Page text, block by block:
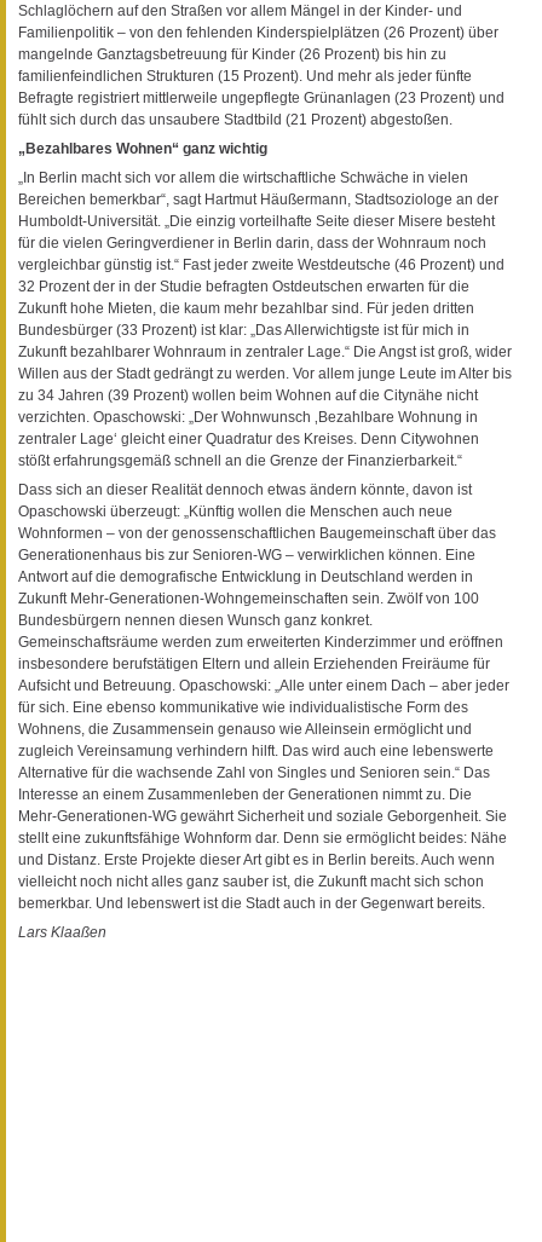
Schlaglöchern auf den Straßen vor allem Mängel in der Kinder- und
Familienpolitik – von den fehlenden Kinderspielplätzen (26 Prozent) über
mangelnde Ganztagsbetreuung für Kinder (26 Prozent) bis hin zu
familienfeindlichen Strukturen (15 Prozent). Und mehr als jeder fünfte
Befragte registriert mittlerweile ungepflegte Grünanlagen (23 Prozent) und
fühlt sich durch das unsaubere Stadtbild (21 Prozent) abgestoßen.
„Bezahlbares Wohnen“ ganz wichtig
„In Berlin macht sich vor allem die wirtschaftliche Schwäche in vielen
Bereichen bemerkbar“, sagt Hartmut Häußermann, Stadtsoziologe an der
Humboldt-Universität. „Die einzig vorteilhafte Seite dieser Misere besteht
für die vielen Geringverdiener in Berlin darin, dass der Wohnraum noch
vergleichbar günstig ist.“ Fast jeder zweite Westdeutsche (46 Prozent) und
32 Prozent der in der Studie befragten Ostdeutschen erwarten für die
Zukunft hohe Mieten, die kaum mehr bezahlbar sind. Für jeden dritten
Bundesbürger (33 Prozent) ist klar: „Das Allerwichtigste ist für mich in
Zukunft bezahlbarer Wohnraum in zentraler Lage.“ Die Angst ist groß, wider
Willen aus der Stadt gedrängt zu werden. Vor allem junge Leute im Alter bis
zu 34 Jahren (39 Prozent) wollen beim Wohnen auf die Citynähe nicht
verzichten. Opaschowski: „Der Wohnwunsch ‚Bezahlbare Wohnung in
zentraler Lage‘ gleicht einer Quadratur des Kreises. Denn Citywohnen
stößt erfahrungsgemäß schnell an die Grenze der Finanzierbarkeit.“
Dass sich an dieser Realität dennoch etwas ändern könnte, davon ist
Opaschowski überzeugt: „Künftig wollen die Menschen auch neue
Wohnformen – von der genossenschaftlichen Baugemeinschaft über das
Generationenhaus bis zur Senioren-WG – verwirklichen können. Eine
Antwort auf die demografische Entwicklung in Deutschland werden in
Zukunft Mehr-Generationen-Wohngemeinschaften sein. Zwölf von 100
Bundesbürgern nennen diesen Wunsch ganz konkret.
Gemeinschaftsräume werden zum erweiterten Kinderzimmer und eröffnen
insbesondere berufstätigen Eltern und allein Erziehenden Freiräume für
Aufsicht und Betreuung. Opaschowski: „Alle unter einem Dach – aber jeder
für sich. Eine ebenso kommunikative wie individualistische Form des
Wohnens, die Zusammensein genauso wie Alleinsein ermöglicht und
zugleich Vereinsamung verhindern hilft. Das wird auch eine lebenswerte
Alternative für die wachsende Zahl von Singles und Senioren sein.“ Das
Interesse an einem Zusammenleben der Generationen nimmt zu. Die
Mehr-Generationen-WG gewährt Sicherheit und soziale Geborgenheit. Sie
stellt eine zukunftsfähige Wohnform dar. Denn sie ermöglicht beides: Nähe
und Distanz. Erste Projekte dieser Art gibt es in Berlin bereits. Auch wenn
vielleicht noch nicht alles ganz sauber ist, die Zukunft macht sich schon
bemerkbar. Und lebenswert ist die Stadt auch in der Gegenwart bereits.
Lars Klaaßen